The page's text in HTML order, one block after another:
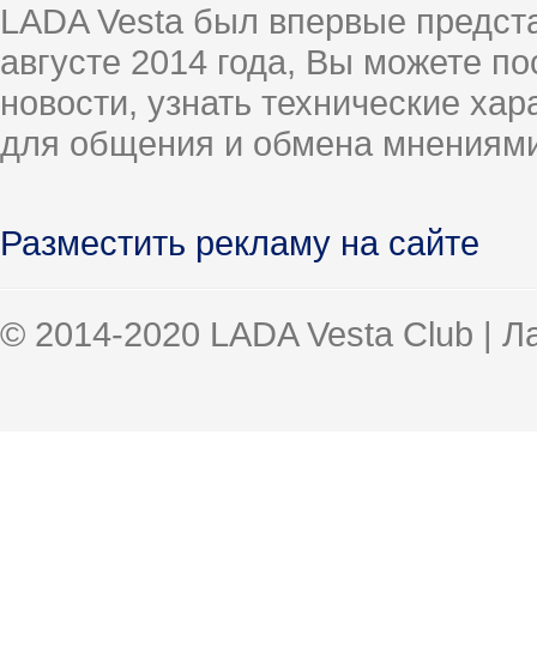
LADA Vesta был впервые
августе 2014 года, Вы можете
новости, узнать технические
для общения и обмена
Разместить рекламу на сайте
© 2014-2020 LADA Vesta Club |